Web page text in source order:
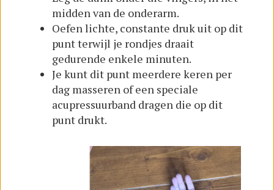
midden van de onderarm.
Oefen lichte, constante druk uit op dit
punt terwijl je rondjes draait
gedurende enkele minuten.
Je kunt dit punt meerdere keren per
dag masseren of een speciale
acupressuurband dragen die op dit
punt drukt.